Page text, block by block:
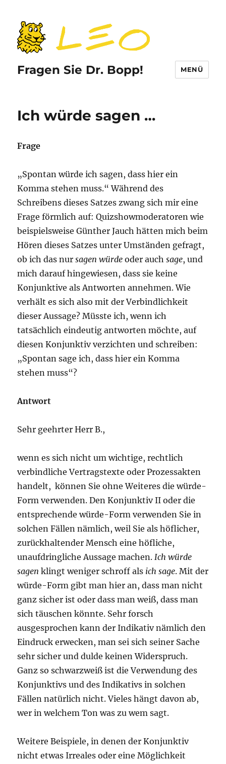
Fragen Sie Dr. Bopp! MENÜ
Ich würde sagen …
Frage
„Spontan würde ich sagen, dass hier ein
Komma stehen muss.“ Während des
Schreibens dieses Satzes zwang sich mir eine
Frage förmlich auf: Quizshowmoderatoren wie
beispielsweise Günther Jauch hätten mich beim
Hören dieses Satzes unter Umständen gefragt,
ob ich das nursagen würde oder auchsage, und
mich darauf hingewiesen, dass sie keine
Konjunktive als Antworten annehmen. Wie
verhält es sich also mit der Verbindlichkeit
dieser Aussage? Müsste ich, wenn ich
tatsächlich eindeutig antworten möchte, auf
diesen Konjunktiv verzichten und schreiben:
„Spontan sage ich, dass hier ein Komma
stehen muss“?
Antwort
Sehr geehrter Herr B.,
wenn es sich nicht um wichtige, rechtlich
verbindliche Vertragstexte oder Prozessakten
handelt, können Sie ohne Weiteres die würde-
Form verwenden. Den Konjunktiv II oder die
entsprechende würde-Form verwenden Sie in
solchen Fällen nämlich, weil Sie als höflicher,
zurückhaltender Mensch eine höfliche,
unaufdringliche Aussage machen.Ich würde
sagen klingt weniger schroff als ich sage. Mit der
würde-Form gibt man hier an, dass man nicht
ganz sicher ist oder dass man weiß, dass man
sich täuschen könnte. Sehr forsch
ausgesprochen kann der Indikativ nämlich den
Eindruck erwecken, man sei sich seiner Sache
sehr sicher und dulde keinen Widerspruch.
Ganz so schwarzweiß ist die Verwendung des
Konjunktivs und des Indikativs in solchen
Fällen natürlich nicht. Vieles hängt davon ab,
wer in welchem Ton was zu wem sagt.
Weitere Beispiele, in denen der Konjunktiv
nicht etwas Irreales oder eine Möglichkeit